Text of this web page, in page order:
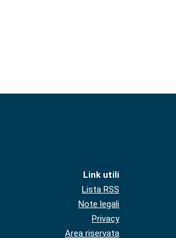
Link utili
Lista RSS
Note legali
Privacy
Area riservata